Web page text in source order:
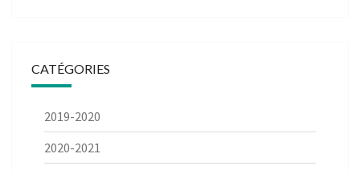
CATÉGORIES
2019-2020
2020-2021